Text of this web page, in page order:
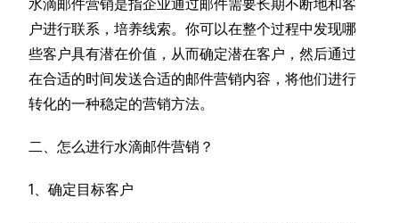
水滴邮件营销是指企业通过邮件需要长期不断地和客
户进行联系，培养线索。你可以在整个过程中发现哪
些客户具有潜在价值，从而确定潜在客户，然后通过
在合适的时间发送合适的邮件营销内容，将他们进行
转化的一种稳定的营销方法。
二、怎么进行水滴邮件营销？
1、确定目标客户